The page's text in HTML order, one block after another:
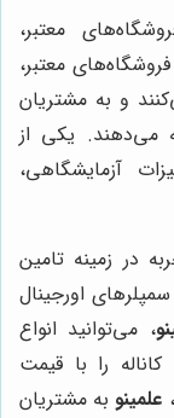
معتبر،
معتبر،
و به مشتریان
می‌دهند. یکی از
آزمایشگاهی،
در زمینه تامین
اورجینال
، می‌توانید انواع
را با قیمت
علمینوبه مشتریان